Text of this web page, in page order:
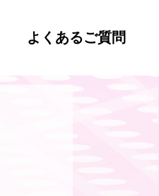
よくあるご質問